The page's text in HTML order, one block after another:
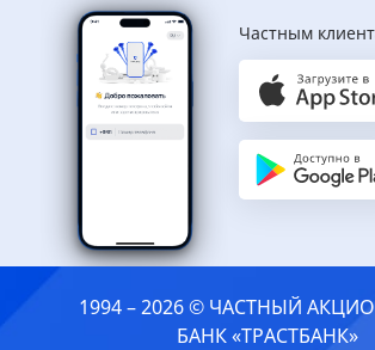
Частным
1994 – 2026 © ЧАСТНЫЙ
БАНК «ТРАСТБАНК»